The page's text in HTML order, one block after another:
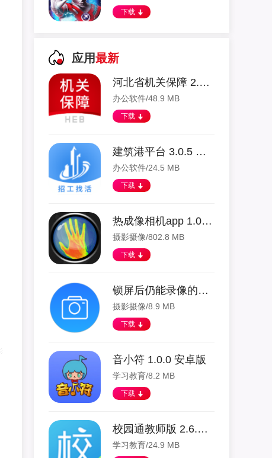
下载
应用最新
河北省机关保障 2.0.0 安卓版
办公软件/48.9 MB
下载
建筑港平台 3.0.5 安卓版
办公软件/24.5 MB
下载
热成像相机app 1.0 安卓版
摄影摄像/802.8 MB
下载
锁屏后仍能录像的软件 1.5.6 安卓版
摄影摄像/8.9 MB
下载
音小符 1.0.0 安卓版
学习教育/8.2 MB
下载
校园通教师版 2.6.8 安卓版
学习教育/24.9 MB